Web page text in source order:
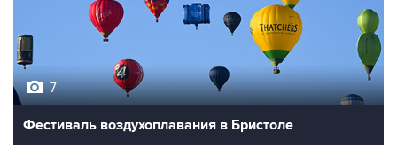
7
Фестиваль воздухоплавания в Бристоле